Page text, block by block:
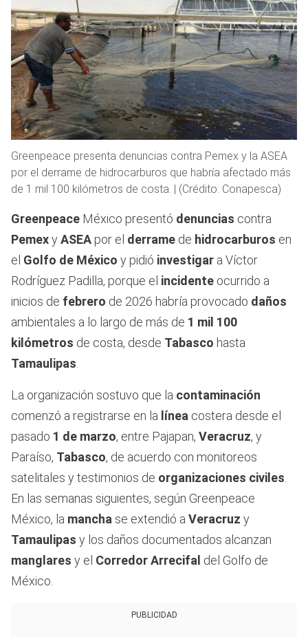
Greenpeace presenta denuncias contra Pemex y la ASEA
por el derrame de hidrocarburos que habría afectado más
de 1 mil 100 kilómetros de costa. | (Crédito: Conapesca)
Greenpeace México presentó denuncias contra
PemexyASEA por el derrame de hidrocarburos en
el Golfo de México y pidió investigar a Víctor
Rodríguez Padilla, porque el incidente ocurrido a
inicios de febrero de 2026 habría provocado daños
ambientales a lo largo de más de 1 mil 100
kilómetros de costa, desde Tabasco hasta
Tamaulipas
La organización sostuvo que la contaminación
comenzó a registrarse en la línea costera desde el
pasado 1 de marzo, entre Pajapan, Veracruz, y
Paraíso, Tabasco, de acuerdo con monitoreos
satelitales y testimonios de organizaciones civiles
En las semanas siguientes, según Greenpeace
México, la mancha se extendió a Veracruz y
Tamaulipas y los daños documentados alcanzan
manglares y el Corredor Arrecifal del Golfo de
México.
PUBLICIDAD